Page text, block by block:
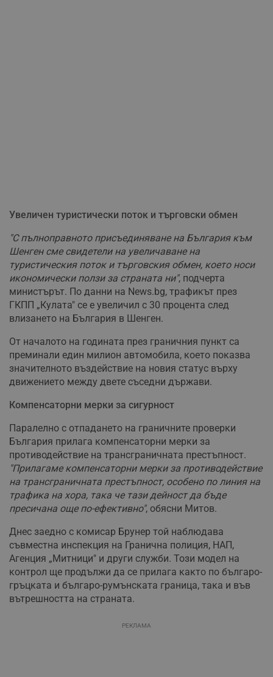
Увеличен туристически поток и търговски обмен
"С пълноправното присъединяване на България към
Шенген сме свидетели на увеличаване на
туристическия поток и търговския обмен, което носи
икономически ползи за страната ни", подчерта
министърът. По данни на News.bg, трафикът през
ГКПП „Кулата" се е увеличил с 30 процента след
влизането на България в Шенген.
От началото на годината през граничния пункт са
преминали един милион автомобила, което показва
значителното въздействие на новия статус върху
движението между двете съседни държави.
Компенсаторни мерки за сигурност
Паралелно с отпадането на граничните проверки
България прилага компенсаторни мерки за
противодействие на трансграничната престъпност.
"Прилагаме компенсаторни мерки за противодействие
на трансграничната престъпност, особено по линия на
трафика на хора, така че тази дейност да бъде
пресичана още по-ефективно", обясни Митов.
Днес заедно с комисар Брунер той наблюдава
съвместна инспекция на Гранична полиция, НАП,
Агенция „Митници" и други служби. Този модел на
контрол ще продължи да се прилага както по българо-
гръцката и българо-румънската граница, така и във
вътрешността на страната.
РЕКЛАМА